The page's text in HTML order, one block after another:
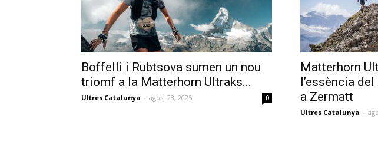
Boffelli i Rubtsova sumen un nou
triomf a la Matterhorn Ultraks...
Ultres Catalunya - agost 23, 2025 0
Matterhorn
l’essència
a Zermatt
Ultres Catalunya -